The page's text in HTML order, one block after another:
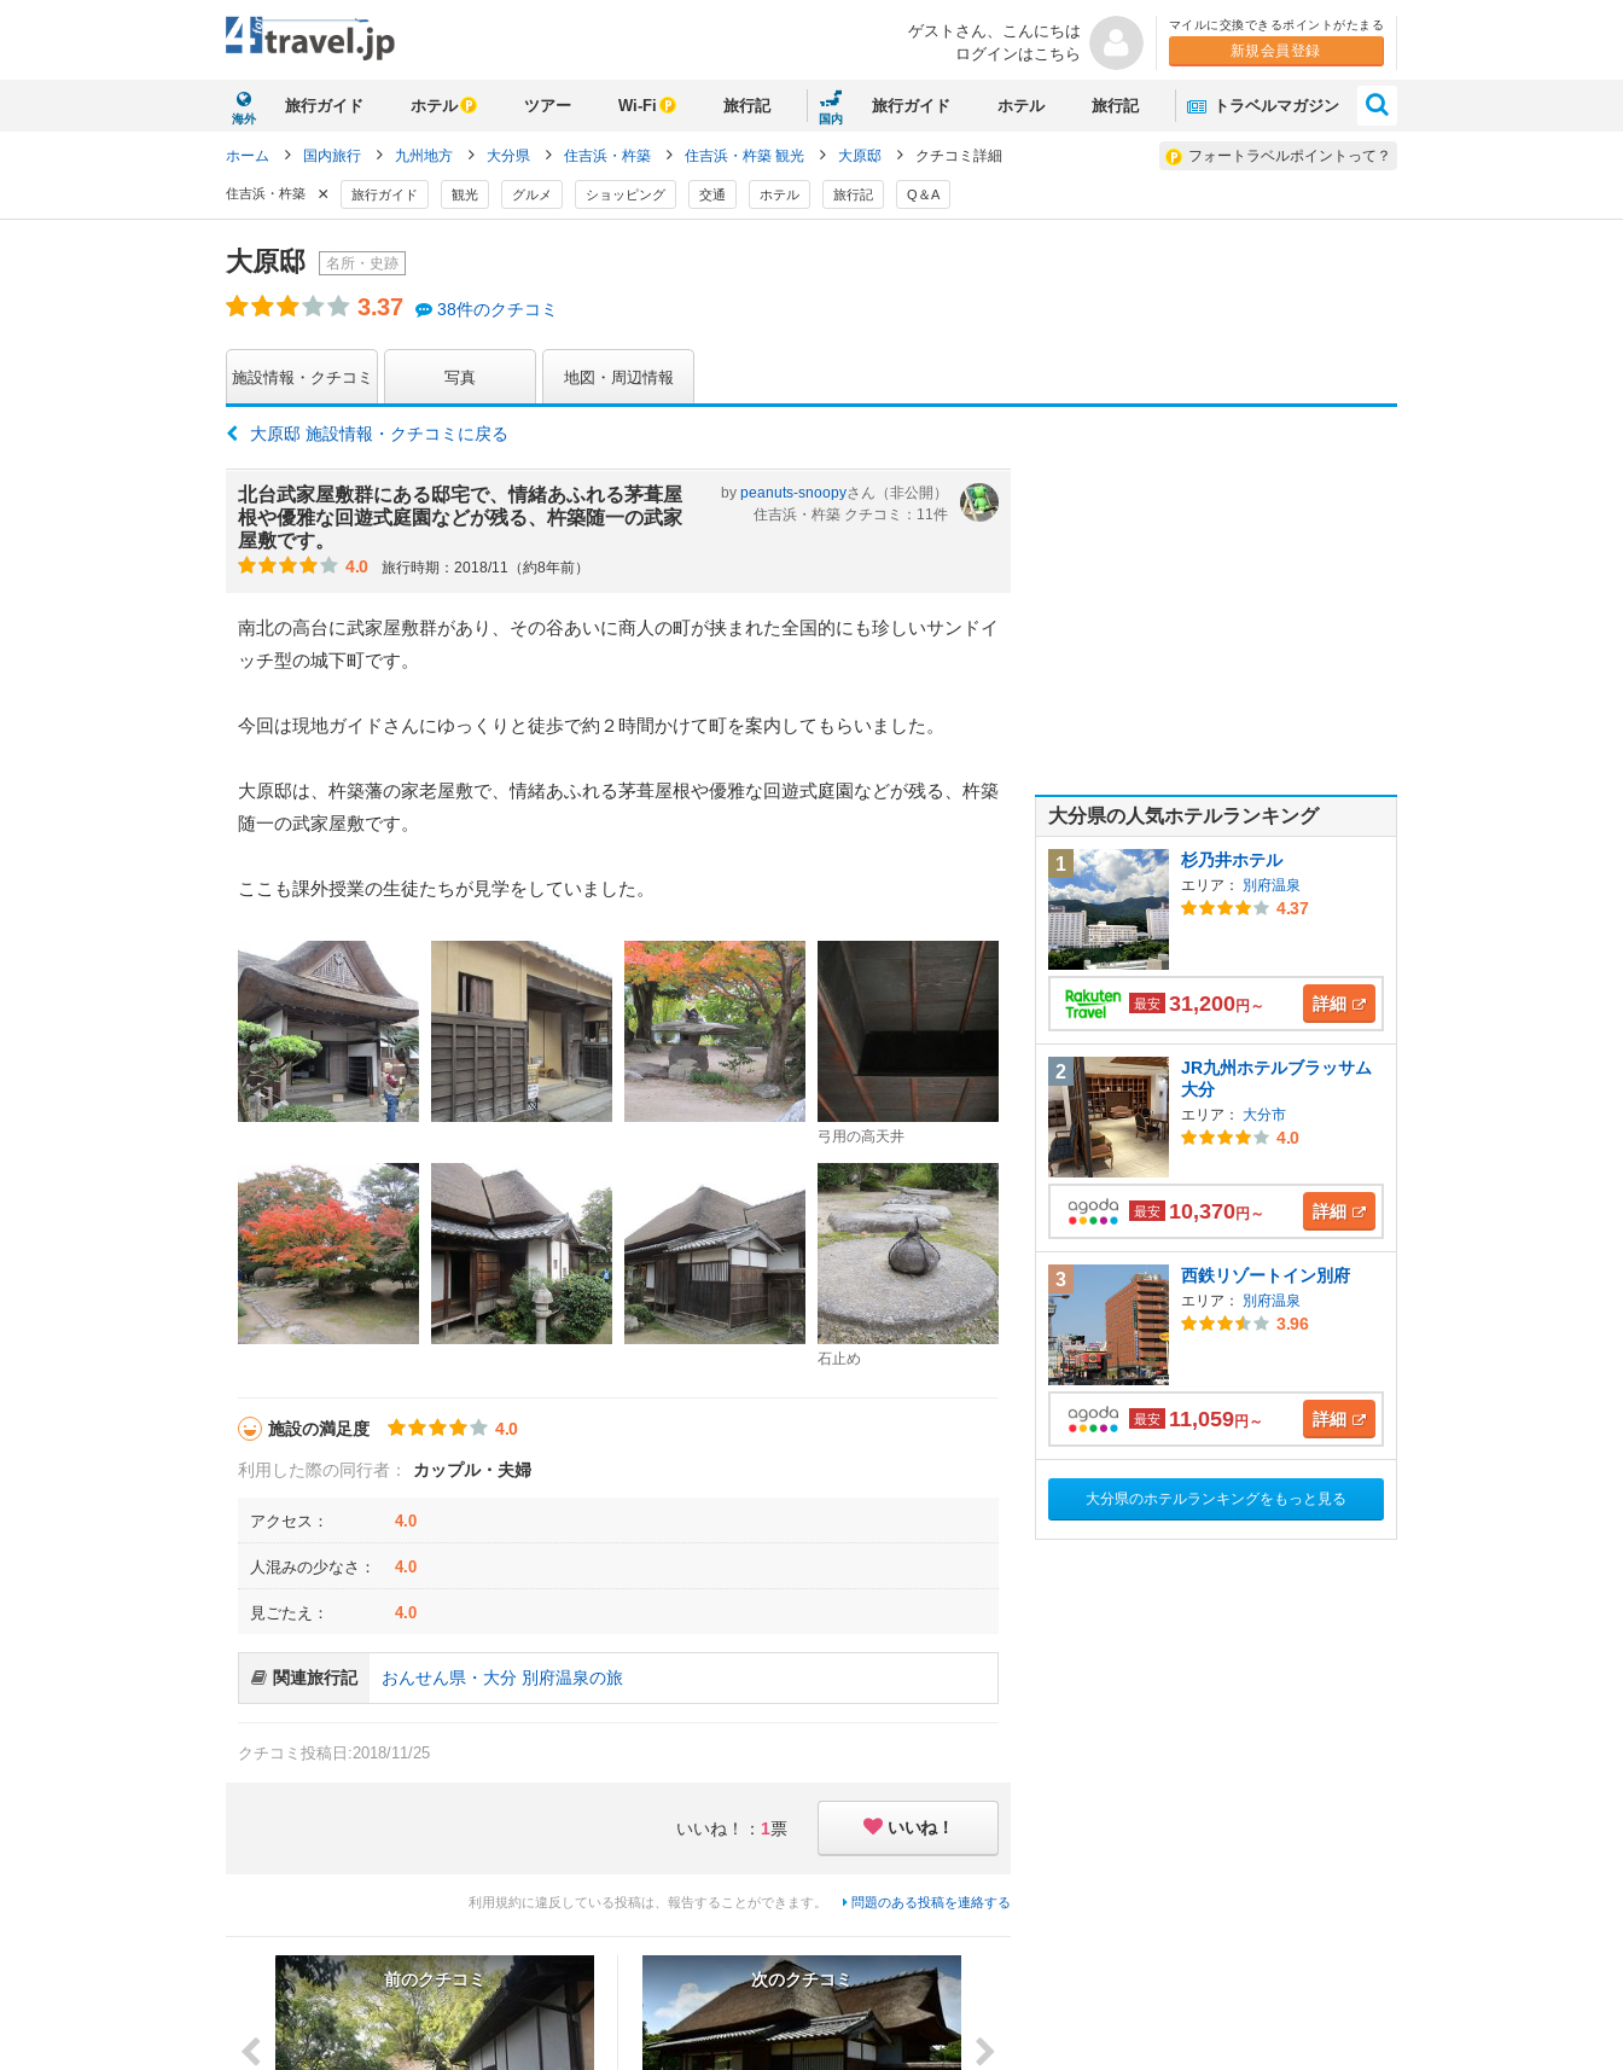
ゲストさん、 こんにちは
ログインはこちら
マイルに交換できるポイントがたまる
新規会員登録
海外
旅行ガイド ホテル ツアー Wi-Fi 旅行記
国内
旅行ガイド ホテル 旅行記 トラベルマガジン
フォートラベルポイントって？
ホーム 国内旅行 九州地方 大分県 住吉浜・杵築 住吉浜・杵築 観光 大原邸 クチコミ詳細
住吉浜・杵築 × 旅行ガイド 観光 グルメ ショッピング 交通 ホテル 旅行記 Q＆A
大原邸 名所・史跡
3.37 38件のクチコミ
施設情報・クチコミ 写真 地図・周辺情報
大原邸 施設情報・クチコミに戻る
北台武家屋敷群にある邸宅で、情緒あふれる茅葺屋
根や優雅な回遊式庭園などが残る、杵築随一の武家
屋敷です。
4.0 旅行時期：2018/11（約8年前）
by peanuts-snoopyさん （非公開）
住吉浜・杵築 クチコミ：11件
南北の高台に武家屋敷群があり、その谷あいに商人の町が挟まれた全国的にも珍しいサンドイ
ッチ型の城下町です。
今回は現地ガイドさんにゆっくりと徒歩で約２時間かけて町を案内してもらいました。
大原邸は、杵築藩の家老屋敷で、情緒あふれる茅葺屋根や優雅な回遊式庭園などが残る、杵築
随一の武家屋敷です。
ここも課外授業の生徒たちが見学をしていました。
弓用の高天井
石止め
施設の満足度 4.0
利用した際の同行者： カップル・夫婦
アクセス： 4.0
人混みの少なさ： 4.0
見ごたえ： 4.0
関連旅行記 おんせん県・大分 別府温泉の旅
クチコミ投稿日:2018/11/25
いいね！： 1票 いいね！
利用規約に違反している投稿は、報告することができます。 問題のある投稿を連絡する
前のクチコミ 次のクチコミ
大分県の人気ホテルランキング
1 杉乃井ホテル
エリア： 別府温泉
4.37
最安 31,200円～ 詳細
2
JR九州ホテルブラッサム
大分
エリア： 大分市
4.0
最安 10,370円～ 詳細
3 西鉄リゾートイン別府
エリア： 別府温泉
3.96
最安 11,059円～ 詳細
大分県のホテルランキングをもっと見る